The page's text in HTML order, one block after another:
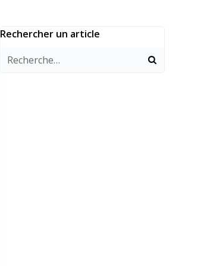
Rechercher un article